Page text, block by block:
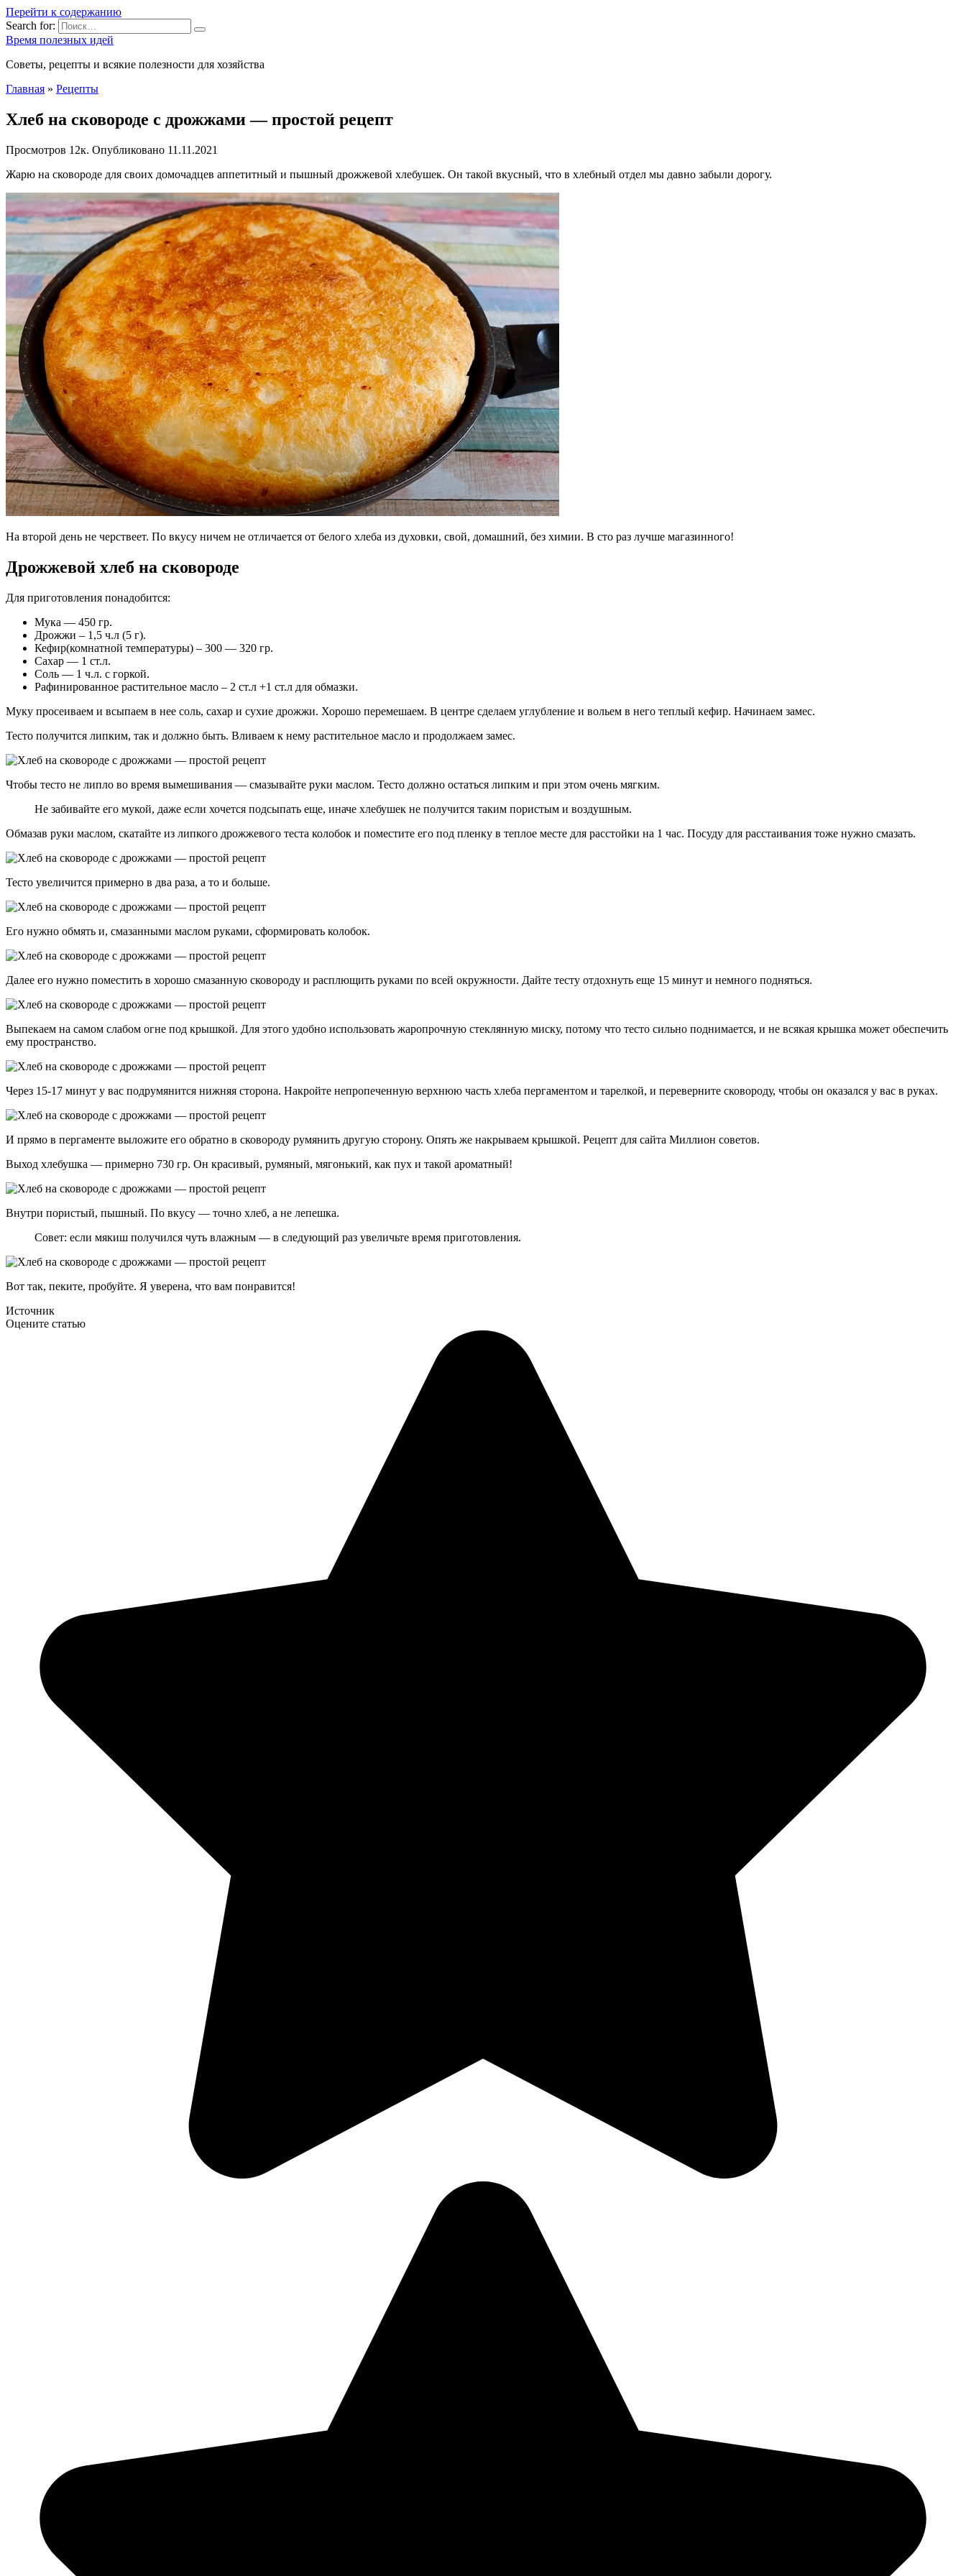
Перейти к содержанию
Search for:
Время полезных идей
Советы, рецепты и всякие полезности для хозяйства
Главная » Рецепты
Хлеб на сковороде с дрожжами — простой рецепт
Просмотров 12к. Опубликовано 11.11.2021
Жарю на сковороде для своих домочадцев аппетитный и пышный дрожжевой хлебушек. Он такой вкусный, что в хлебный отдел мы давно забыли дорогу.
На второй день не черствеет. По вкусу ничем не отличается от белого хлеба из духовки, свой, домашний, без химии. В сто раз лучше магазинного!
Дрожжевой хлеб на сковороде
Для приготовления понадобится:
Мука — 450 гр.
Дрожжи – 1,5 ч.л (5 г).
Кефир(комнатной температуры) – 300 — 320 гр.
Сахар — 1 ст.л.
Соль — 1 ч.л. с горкой.
Рафинированное растительное масло – 2 ст.л +1 ст.л для обмазки.
Муку просеиваем и всыпаем в нее соль, сахар и сухие дрожжи. Хорошо перемешаем. В центре сделаем углубление и вольем в него теплый кефир. Начинаем замес.
Тесто получится липким, так и должно быть. Вливаем к нему растительное масло и продолжаем замес.
Чтобы тесто не липло во время вымешивания — смазывайте руки маслом. Тесто должно остаться липким и при этом очень мягким.
Не забивайте его мукой, даже если хочется подсыпать еще, иначе хлебушек не получится таким пористым и воздушным.
Обмазав руки маслом, скатайте из липкого дрожжевого теста колобок и поместите его под пленку в теплое месте для расстойки на 1 час. Посуду для расстаивания тоже нужно смазать.
Тесто увеличится примерно в два раза, а то и больше.
Его нужно обмять и, смазанными маслом руками, сформировать колобок.
Далее его нужно поместить в хорошо смазанную сковороду и расплющить руками по всей окружности. Дайте тесту отдохнуть еще 15 минут и немного подняться.
Выпекаем на самом слабом огне под крышкой. Для этого удобно использовать жаропрочную стеклянную миску, потому что тесто сильно поднимается, и не всякая крышка может обеспечить
ему пространство.
Через 15-17 минут у вас подрумянится нижняя сторона. Накройте непропеченную верхнюю часть хлеба пергаментом и тарелкой, и переверните сковороду, чтобы он оказался у вас в руках.
И прямо в пергаменте выложите его обратно в сковороду румянить другую сторону. Опять же накрываем крышкой. Рецепт для сайта Миллион советов.
Выход хлебушка — примерно 730 гр. Он красивый, румяный, мягонький, как пух и такой ароматный!
Внутри пористый, пышный. По вкусу — точно хлеб, а не лепешка.
Совет: если мякиш получился чуть влажным — в следующий раз увеличьте время приготовления.
Вот так, пеките, пробуйте. Я уверена, что вам понравится!
Источник
Оцените статью